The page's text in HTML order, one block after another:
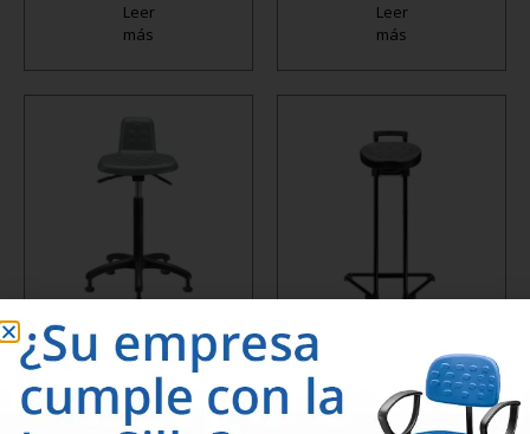
Leer
más
Leer
más
BANCO GIRATORIO 1917 A BANCO INDUSTRIAL 1915